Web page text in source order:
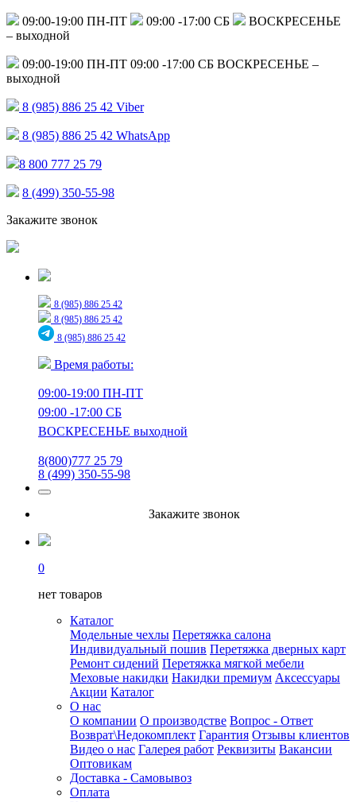
09:00-19:00 ПН-ПТ 09:00 -17:00 СБ
ВОСКРЕСЕНЬЕ
– выходной
09:00-19:00 ПН-ПТ 09:00 -17:00 СБ ВОСКРЕСЕНЬЕ –
выходной
8 (985) 886 25 42 Viber
8 (985) 886 25 42 WhatsApp
8 800 777 25 79
8 (499) 350-55-98
Закажите звонок
8 (985) 886 25 42
8 (985) 886 25 42
8 (985) 886 25 42
Время работы:
09:00-19:00 ПН-ПТ
09:00 -17:00 СБ
ВОСКРЕСЕНЬЕ выходной
8(800)777 25 79
8 (499) 350-55-98
Закажите звонок
0
нет товаров
Каталог
Модельные чехлы Перетяжка салона
Индивидуальный пошив Перетяжка дверных карт
Ремонт сидений Перетяжка мягкой мебели
Меховые накидки Накидки премиум Аксессуары
Акции Каталог
О нас
О компании О производстве Вопрос - Ответ
Возврат\Недокомплект Гарантия Отзывы клиентов
Видео о нас Галерея работ Реквизиты Вакансии
Оптовикам
Доставка - Самовывоз
Оплата